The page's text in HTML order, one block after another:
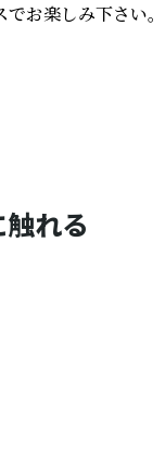
お楽しみ下さい。
れる